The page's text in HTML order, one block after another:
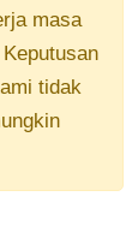
masa
tidak